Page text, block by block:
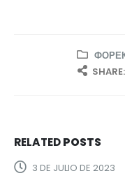
SHARE:
RELATEDPOSTS
3 DE JULIO DE 2023